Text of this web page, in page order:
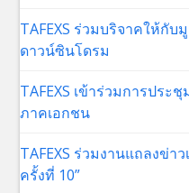
TAFEXS ร่วมบริจาคให้กับ
ดาวน์ซินโดรม
TAFEXS เข้าร่วมการประ
ภาคเอกชน
TAFEXS ร่วมงานแถลงข่า
ครั้งที่ 10”